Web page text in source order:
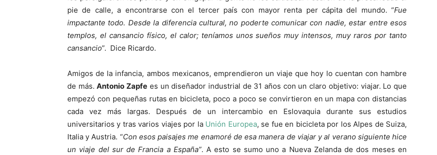
pie de calle, a encontrarse con el tercer país con mayor renta per cápita del mundo. “Fue
impactante todo. Desde la diferencia cultural, no poderte comunicar con nadie, estar entre esos
templos, el cansancio físico, el calor; teníamos unos sueños muy intensos, muy raros por tanto
cansancio”. Dice Ricardo.
Amigos de la infancia, ambos mexicanos, emprendieron un viaje que hoy lo cuentan con hambre
de más.Antonio Zapfe es un diseñador industrial de 31 años con un claro objetivo: viajar. Lo que
empezó con pequeñas rutas en bicicleta, poco a poco se convirtieron en un mapa con distancias
cada vez más largas. Después de un intercambio en Eslovaquia durante sus estudios
universitarios y tras varios viajes por la Unión Europea, se fue en bicicleta por los Alpes de Suiza,
Italia y Austria. “Con esos paisajes me enamoré de esa manera de viajar y al verano siguiente hice
un viaje del sur de Francia a España”. A esto se sumo uno a Nueva Zelanda de dos meses en